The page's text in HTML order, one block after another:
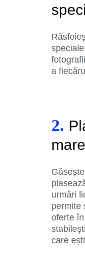
a
2.
urmări
permite
oferte
care